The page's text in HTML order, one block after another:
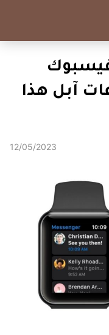
آبل هذا
12/05/2023